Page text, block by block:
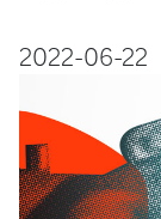
2022-06-22